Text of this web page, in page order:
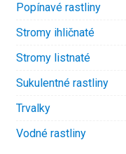
Popínavé rastliny
Stromy ihličnaté
Stromy listnaté
Sukulentné rastliny
Trvalky
Vodné rastliny